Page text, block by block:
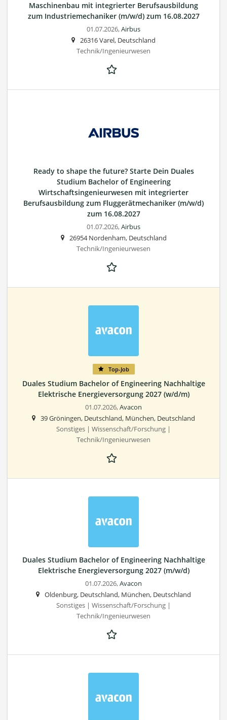
Maschinenbau mit integrierter Berufsausbildung
zum Industriemechaniker (m/w/d) zum 16.08.2027
01.07.2026,Airbus
26316 Varel, Deutschland
Technik/Ingenieurwesen
Ready to shape the future? Starte Dein Duales
Studium Bachelor of Engineering
Wirtschaftsingenieurwesen mit integrierter
Berufsausbildung zum Fluggerätmechaniker (m/w/d)
zum 16.08.2027
01.07.2026,Airbus
26954 Nordenham, Deutschland
Technik/Ingenieurwesen
Top-Job
Duales Studium Bachelor of Engineering Nachhaltige
Elektrische Energieversorgung 2027 (w/d/m)
01.07.2026,Avacon
39 Gröningen, Deutschland, München, Deutschland
Sonstiges | Wissenschaft/Forschung |
Technik/Ingenieurwesen
Duales Studium Bachelor of Engineering Nachhaltige
Elektrische Energieversorgung 2027 (m/w/d)
01.07.2026,Avacon
Oldenburg, Deutschland, München, Deutschland
Sonstiges | Wissenschaft/Forschung |
Technik/Ingenieurwesen